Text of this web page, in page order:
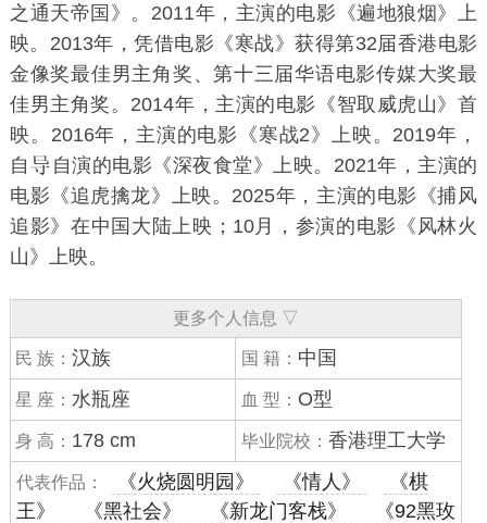
之通天帝国 》。2011年，主演的电影《遍地狼烟》上
映。2013年，凭借电影《寒战》获得第32届香港电影
金像奖最佳男主角奖、第十三届华语电影传媒大奖最
佳男主角奖。2014年，主演的电影《智取威虎山》首
映。2016年，主演的电影《寒战2》上映。2019年，
自
自演的电影《深夜食堂》上映。2021年，主演的
电影《追虎擒龙》上映。2025年，主演的电影《捕风
追影》在中国大陆上映；10月，参演的电影《 风林火
山》上映。
更多个人信息 ▽
民 族：汉族 国 籍： 中国
星 座： 水瓶座 血 型： O型
身 高： 178 cm 毕业院校： 香港理工大学
代表作品： 《火烧圆明园》 《情人》
《棋
王》
《黑社会》 《新龙门客栈》
《92黑玫